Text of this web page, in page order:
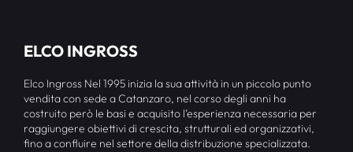
ELCO INGROSS
Elco Ingross Nel 1995 inizia la sua attività in un piccolo punto
vendita con sede a Catanzaro, nel corso degli anni ha
costruito però le basi e acquisito l’esperienza necessaria per
raggiungere obiettivi di crescita, strutturali ed organizzativi,
fino a confluire nel settore della distribuzione specializzata.